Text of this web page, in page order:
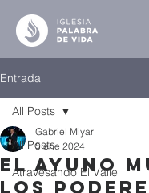
Entrada
All Posts
Atravesando El Valle
All Posts
El Ayuno
los
Gabriel Miyar
5 ene 2024